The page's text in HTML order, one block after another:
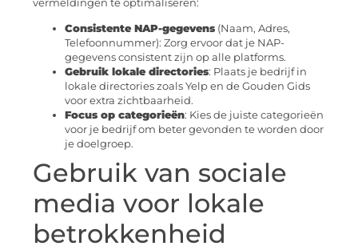
vermeldingen te optimaliseren:
Consistente NAP-gegevens (Naam, Adres,
Telefoonnummer): Zorg ervoor dat je NAP-
gegevens consistent zijn op alle platforms.
Gebruik lokale directories: Plaats je bedrijf in
lokale directories zoals Yelp en de Gouden Gids
voor extra zichtbaarheid.
Focus op categorieën: Kies de juiste categorieën
voor je bedrijf om beter gevonden te worden door
je doelgroep.
Gebruik van sociale
media voor lokale
betrokkenheid